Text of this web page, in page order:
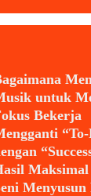
untuk
Bekerja
Maksimal